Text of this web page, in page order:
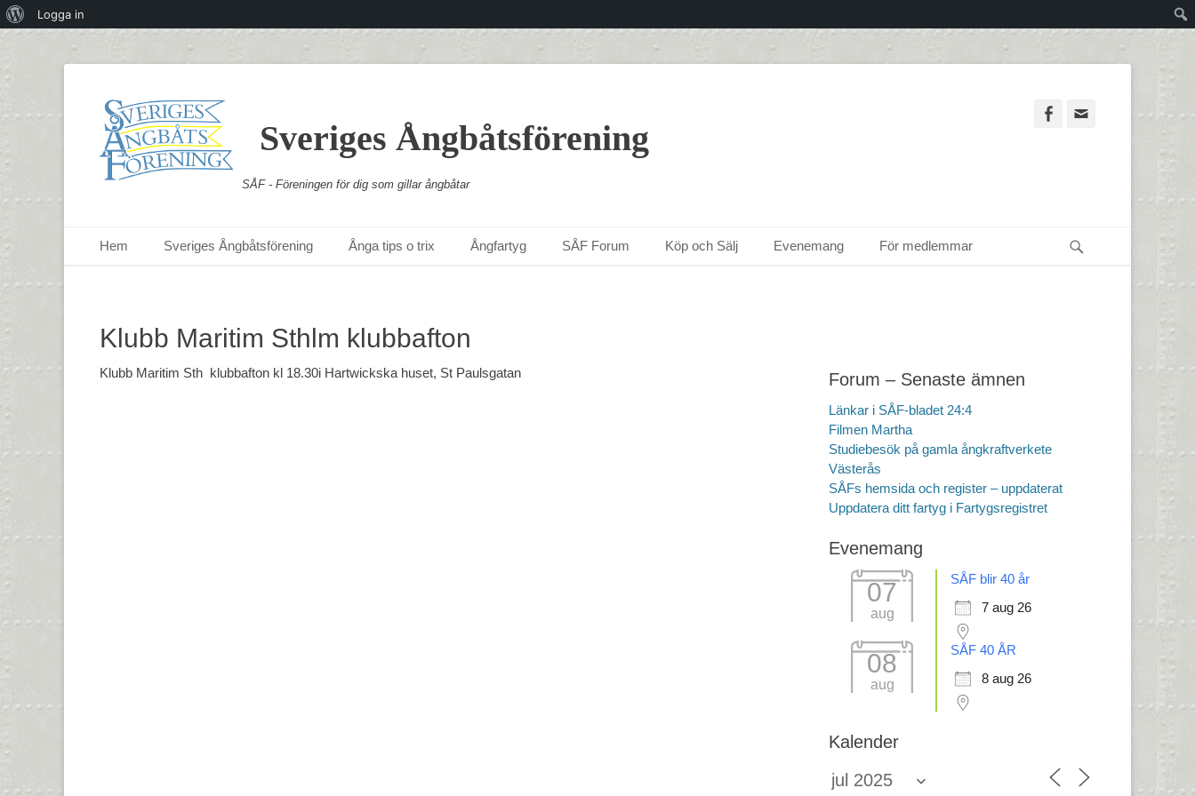
Sveriges Ångbåtsförening
SÅF - Föreningen för dig som gillar ångbåtar
Facebook
Primär meny
Hem Sveriges Ångbåtsförening Ånga tips o trix Ångfartyg SÅF Forum Köp och Sälj Evenemang För medlemmar
Klubb Maritim Sthlm klubbafton
Klubb Maritim Sth klubbafton kl 18.30i Hartwickska huset, St Paulsgatan Forum – Senaste ämnen
Länkar i SÅF-bladet 24:4
Filmen Martha
Studiebesök på gamla ångkraftverkete
Västerås
SÅFs hemsida och register – uppdaterat
Uppdatera ditt fartyg i Fartygsregistret
Evenemang
07
aug
SÅF blir 40 år
7 aug 26
08
aug
SÅF 40 ÅR
8 aug 26
Kalender
OmLogga in